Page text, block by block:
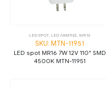
LED SPOT, LED ΛΑΜΠΕΣ, MR16
SKU: MTN-11951
LED spot MR16 7W 12V 110° SMD
4500K MTN-11951